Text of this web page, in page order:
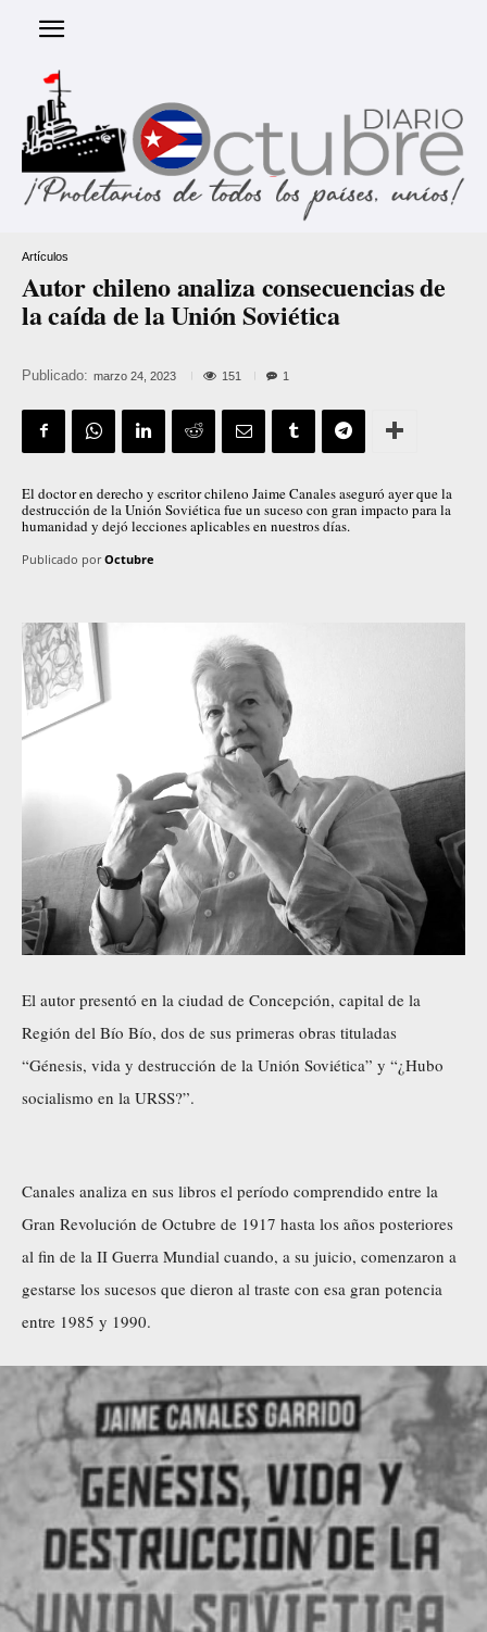
Artículos
Autor chileno analiza consecuencias de
la caída de la Unión Soviética
Publicado: marzo 24, 2023 151 1
El doctor en derecho y escritor chileno Jaime Canales aseguró ayer que la
destrucción de la Unión Soviética fue un suceso con gran impacto para la
humanidad y dejó lecciones aplicables en nuestros días.
Publicado por Octubre
El autor presentó en la ciudad de Concepción, capital de la
Región del Bío Bío, dos de sus primeras obras tituladas
“Génesis, vida y destrucción de la Unión Soviética” y “¿Hubo
socialismo en la URSS?”.
Canales analiza en sus libros el período comprendido entre la
Gran Revolución de Octubre de 1917 hasta los años posteriores
al fin de la II Guerra Mundial cuando, a su juicio, comenzaron a
gestarse los sucesos que dieron al traste con esa gran potencia
entre 1985 y 1990.